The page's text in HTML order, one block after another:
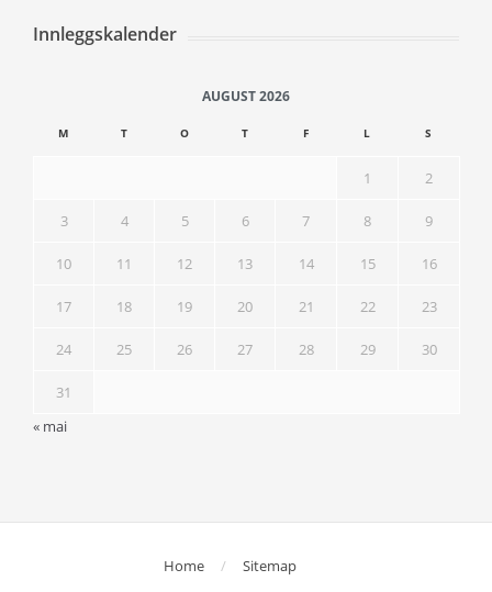
Innleggskalender
AUGUST 2026
M T O T F L S
1 2
3 4 5 6 7 8 9
10 11 12 13 14 15 16
17 18 19 20 21 22 23
24 25 26 27 28 29 30
31
« mai
Home Sitemap